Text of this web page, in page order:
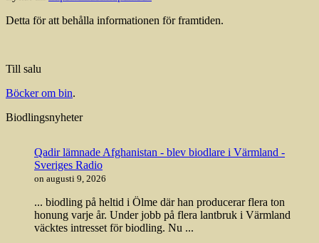
Detta för att behålla informationen för framtiden.
Till salu
Böcker om bin.
Biodlingsnyheter
Qadir lämnade Afghanistan - blev biodlare i Värmland -
Sveriges Radio
on augusti 9, 2026
... biodling på heltid i Ölme där han producerar flera ton
honung varje år. Under jobb på flera lantbruk i Värmland
väcktes intresset för biodling. Nu ...